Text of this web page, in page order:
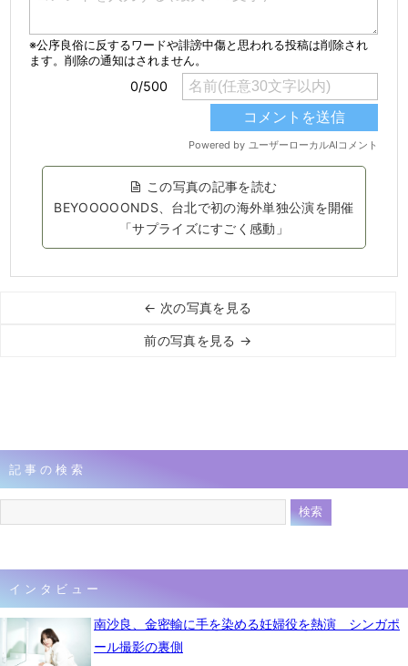
この写真の記事を読む
BEYOOOOONDS、台北で初の海外単独公演を開催
「サプライズにすごく感動」
← 次の写真を見る
前の写真を見る →
記事の検索
インタビュー
南沙良、金密輸に手を染める妊婦役を熱演 シンガポ
ール撮影の裏側